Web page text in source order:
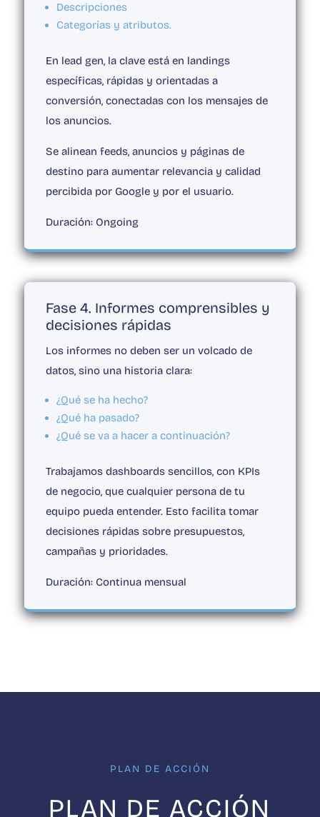
Descripciones
Categorías y atributos.
En lead gen, la clave está en landings
específicas, rápidas y orientadas a
conversión, conectadas con los mensajes de
los anuncios.
Se alinean feeds, anuncios y páginas de
destino para aumentar relevancia y calidad
percibida por Google y por el usuario.
Duración:Ongoing
Fase 4. Informes comprensibles y
decisiones rápidas
Los informes no deben ser un volcado de
datos, sino una historia clara:
¿Qué se ha hecho?
¿Qué ha pasado?
¿Qué se va a hacer a continuación?
Trabajamos dashboards sencillos, con KPIs
de negocio, que cualquier persona de tu
equipo pueda entender. Esto facilita tomar
decisiones rápidas sobre presupuestos,
campañas y prioridades.
Duración:Continua mensual
PLAN DE ACCIÓN
PLAN DE ACCIÓN